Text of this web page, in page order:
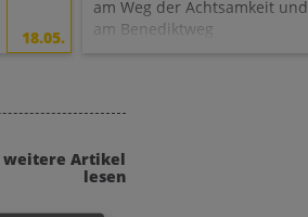
18.05.
am Weg der Achtsamkeit und
am Benediktweg
weitere Artikel
lesen